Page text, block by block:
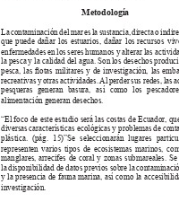
Metodología
La contaminación del mar es la sustancia, directa o
que puede dañar los estuarios, dañar los recursos
enfermedades en los seres humanos y alterar las
la pesca y la calidad del agua. Son los desechos
pesca, las otas militares y de investigación, las
recreativas y otras actividades. Al perder sus redes, las
pesqueras generan basura, así como los
alimentación generan desechos.
“El foco de este estudio será las costas de Ecuador,
diversas características ecológicas y problemas de
plástica. (pág. 15)”Se seleccionarán lugares
representen varios tipos de ecosistemas marinos,
manglares, arrecifes de coral y zonas submareales. Se
la disponibilidad de datos previos sobre la
y la presencia de fauna marina, así como la
investigación.